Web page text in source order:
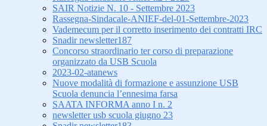
SAIR Notizie N. 10 - Settembre 2023
Rassegna-Sindacale-ANIEF-del-01-Settembre-2023
Vademecum per il corretto inserimento dei contratti IRC
Snadir newsletter187
Concorso straordinario ter corso di preparazione
organizzato da USB Scuola
2023-02-atanews
Nuove modalità di formazione e assunzione USB
Scuola denuncia l’ennesima farsa
SAATA INFORMA anno I n. 2
newsletter usb scuola giugno 23